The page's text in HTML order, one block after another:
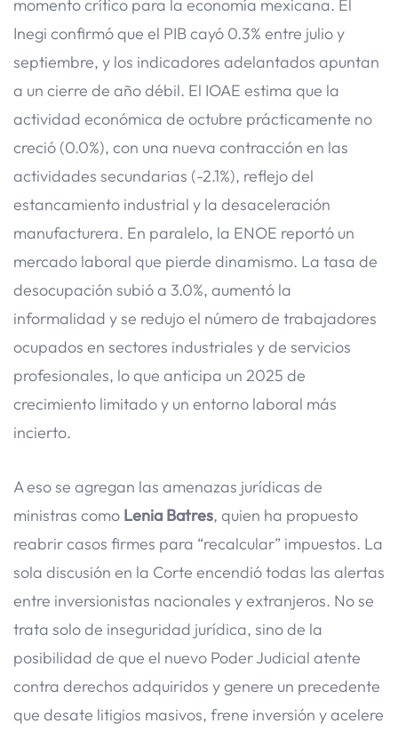
momento crítico para la economía mexicana. El
Inegi confirmó que el PIB cayó 0.3% entre julio y
septiembre, y los indicadores adelantados apuntan
a un cierre de año débil. El IOAE estima que la
actividad económica de octubre prácticamente no
creció (0.0%), con una nueva contracción en las
actividades secundarias (-2.1%), reflejo del
estancamiento industrial y la desaceleración
manufacturera. En paralelo, la ENOE reportó un
mercado laboral que pierde dinamismo. La tasa de
desocupación subió a 3.0%, aumentó la
informalidad y se redujo el número de trabajadores
ocupados en sectores industriales y de servicios
profesionales, lo que anticipa un 2025 de
crecimiento limitado y un entorno laboral más
incierto.
A eso se agregan las amenazas jurídicas de
ministras como Lenia Batres, quien ha propuesto
reabrir casos firmes para “recalcular” impuestos. La
sola discusión en la Corte encendió todas las alertas
entre inversionistas nacionales y extranjeros. No se
trata solo de inseguridad jurídica, sino de la
posibilidad de que el nuevo Poder Judicial atente
contra derechos adquiridos y genere un precedente
que desate litigios masivos, frene inversión y acelere